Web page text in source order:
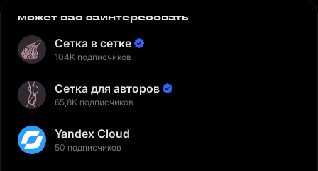
может вас заинтересовать
Сетка в сетке
104K подписчиков
Сетка для авторов
65,8K подписчиков
Yandex Cloud
50 подписчиков